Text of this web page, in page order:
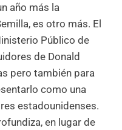
año más la
es otro más. El
Público de
de Donald
pero también para
como una
estadounidenses.
en lugar de